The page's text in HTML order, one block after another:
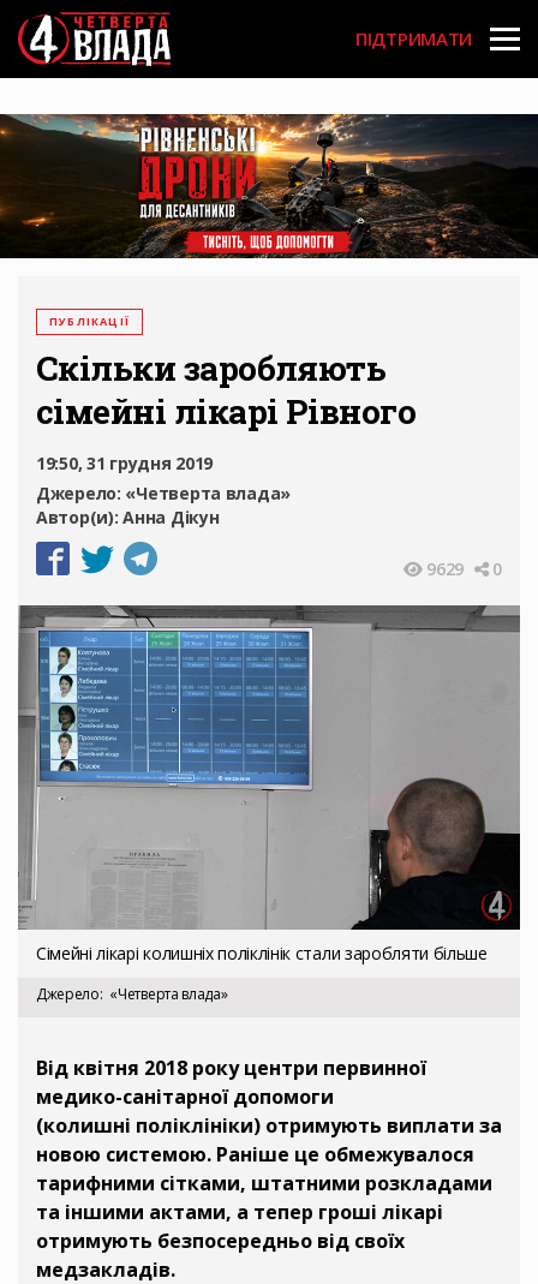
Перейти
до
основного
вмісту
User
account
menu
ПІДТРИМАТИ
ПУБЛІКАЦІЇ
Скільки заробляють
сімейні лікарі Рівного
19:50, 31 грудня 2019
Джерело: «Четверта влада»
Автор(и):Анна Дікун
9629 0
Сімейні лікарі колишніх поліклінік стали заробляти більше
Джерело «Четверта влада»
Від квітня 2018 року центри первинної
медико-санітарної допомоги
(колишні поліклініки) отримують виплати за
новою системою. Раніше це обмежувалося
тарифними сітками, штатними розкладами
та іншими актами, а тепер гроші лікарі
отримують безпосередньо від своїх
медзакладів.